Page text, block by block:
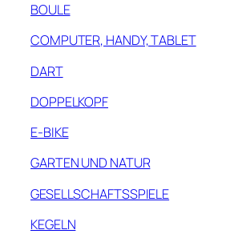
BOULE
COMPUTER, HANDY, TABLET
DART
DOPPELKOPF
E-BIKE
GARTEN UND NATUR
GESELLSCHAFTSSPIELE
KEGELN